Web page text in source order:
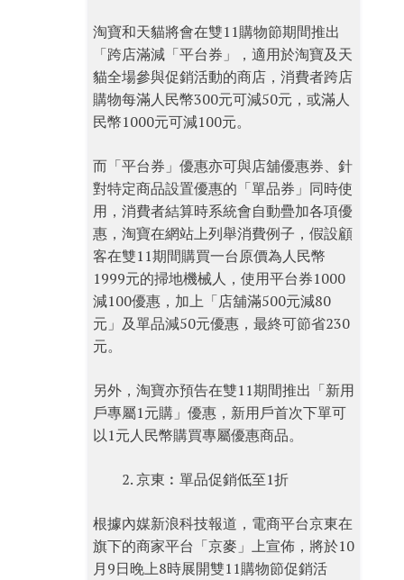
淘寶和天貓將會在雙11購物節期間推出
「跨店滿減「平台券」，適用於淘寶及天
貓全場參與促銷活動的商店，消費者跨店
購物每滿人民幣300元可減50元，或滿人
民幣1000元可減100元。
而「平台券」優惠亦可與店舖優惠券、針
對特定商品設置優惠的「單品券」同時使
用，消費者結算時系統會自動疊加各項優
惠，淘寶在網站上列舉消費例子，假設顧
客在雙11期間購買一台原價為人民幣
1999元的掃地機械人，使用平台券1000
減100優惠，加上「店舖滿500元減80
元」及單品減50元優惠，最終可節省230
元。
另外，淘寶亦預告在雙11期間推出「新用
戶專屬1元購」優惠，新用戶首次下單可
以1元人民幣購買專屬優惠商品。
京東︰單品促銷低至1折
根據內媒新浪科技報道，電商平台京東在
旗下的商家平台「京麥」上宣佈，將於10
月9日晚上8時展開雙11購物節促銷活